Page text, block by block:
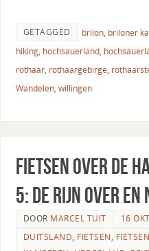
GETAGGED brilon, briloner
hiking, hochsauerland,
rothaar, rothaargebirge,
Wandelen, willingen
Fietsen over de
5: de Rijn over
DOOR MARCEL TUIT
16
DUITSLAND, FIETSEN,